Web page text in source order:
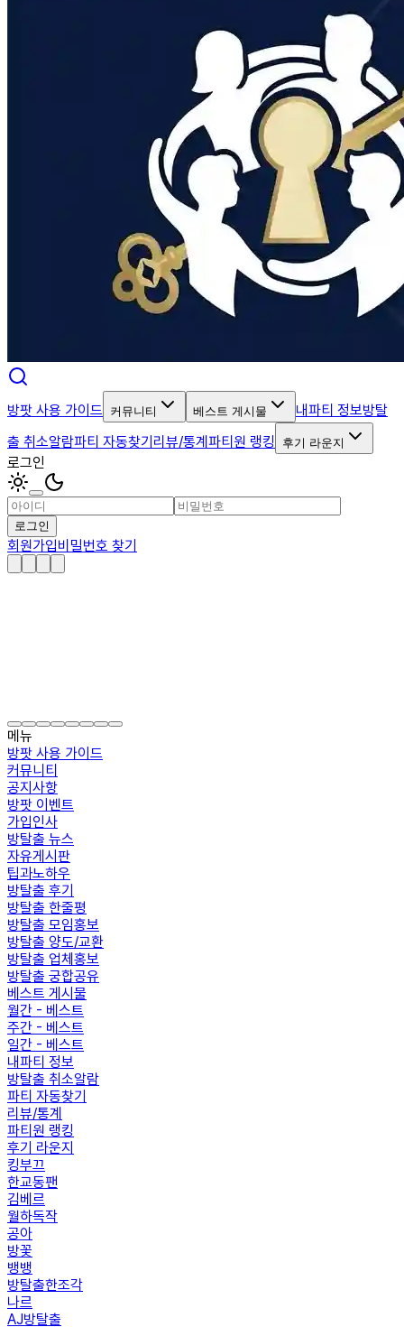
방팟 사용 가이드 커뮤니티 베스트 게시물 내파티 정보방탈
출 취소알람파티 자동찾기리뷰/통계파티원 랭킹 후기 라운지
로그인
로그인
회원가입비밀번호 찾기
메뉴
방팟 사용 가이드
커뮤니티
공지사항
방팟 이벤트
가입인사
방탈출 뉴스
자유게시판
팁과노하우
방탈출 후기
방탈출 한줄평
방탈출 모임홍보
방탈출 양도/교환
방탈출 업체홍보
방탈출 궁합공유
베스트 게시물
월간 - 베스트
주간 - 베스트
일간 - 베스트
내파티 정보
방탈출 취소알람
파티 자동찾기
리뷰/통계
파티원 랭킹
후기 라운지
킹부끄
한교동팬
김베르
월하독작
공아
방꽃
뱅뱅
방탈출한조각
나르
AJ방탈출